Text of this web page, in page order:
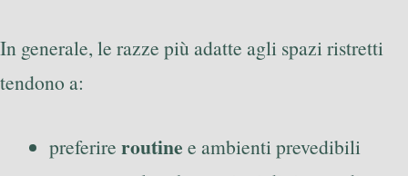
In generale, le razze più adatte agli spazi ristretti
tendono a:
preferire routine e ambienti prevedibili